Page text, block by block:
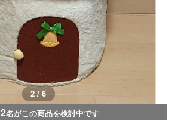
3 / 6
2名がこの商品を検討中です